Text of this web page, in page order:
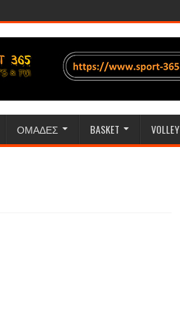
ΟΜΑΔΕΣ BASKET VOLLEY